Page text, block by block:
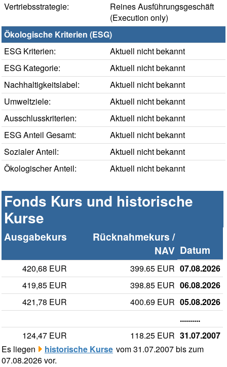
Vertriebsstrategie:
Reines Ausführungsgeschäft
(Execution only)
Ökologische Kriterien (ESG)
ESG Kriterien:
Aktuell nicht bekannt
ESG Kategorie:
Aktuell nicht bekannt
Nachhaltigkeitslabel:
Aktuell nicht bekannt
Umweltziele:
Aktuell nicht bekannt
Ausschlusskriterien:
Aktuell nicht bekannt
ESG Anteil Gesamt:
Aktuell nicht bekannt
Sozialer Anteil:
Aktuell nicht bekannt
Ökologischer Anteil:
Aktuell nicht bekannt
Fonds Kurs und historische
Kurse
Ausgabekurs
Rücknahmekurs /
NAV Datum
420,68 EUR 399.65 EUR 07.08.2026
419,85 EUR
398.85 EUR 06.08.2026
421,78 EUR
400.69 EUR 05.08.2026
..........
124,47 EUR
118.25 EUR 31.07.2007
Es liegen
historische Kurse vom 31.07.2007 bis zum
07.08.2026 vor.